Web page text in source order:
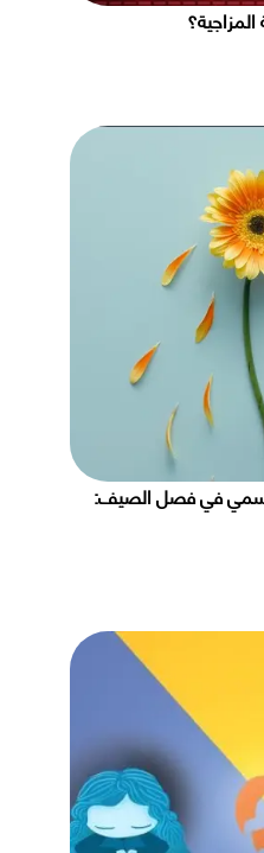
في فصل الصيف: